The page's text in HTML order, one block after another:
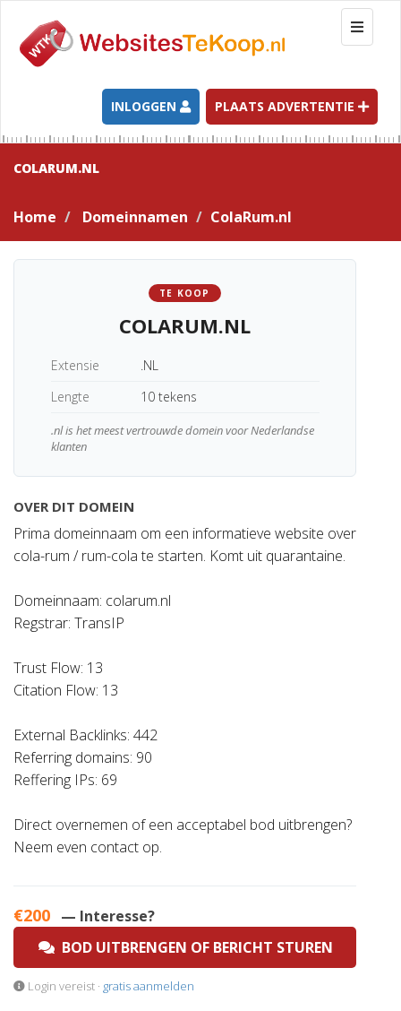
T
o
g
l
e
n
a
t
INLOGGEN PLAATS ADVERTENTIE
COLARUM.NL
Home Domeinnamen ColaRum.nl
TE KOOP
COLARUM.NL
Extensie
.NL
Lengte
10 tekens
.nl is het meest vertrouwde domein voor Nederlandse
klanten
OVER DIT DOMEIN
Prima domeinnaam om een informatieve website over
cola-rum / rum-cola te starten. Komt uit quarantaine.
Domeinnaam: colarum.nl
Regstrar: TransIP
Trust Flow: 13
Citation Flow: 13
External Backlinks: 442
Referring domains: 90
Reffering IPs: 69
Direct overnemen of een acceptabel bod uitbrengen?
Neem even contact op.
€200 — Interesse?
BOD UITBRENGEN OF BERICHT STUREN
Login vereist · gratis aanmelden